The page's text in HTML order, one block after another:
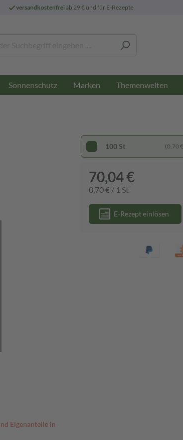
versandkostenfreiab 29 € und für E-Rezepte
Sonnenschutz Marken Themenwelten
Eigenanteile in
100 St (0,70
70,04 €
0,70 € / 1 St
E-Rezept einlösen